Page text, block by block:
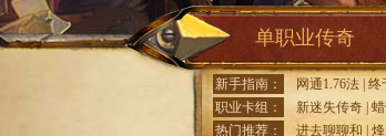
单职业传奇
新手指南： 网通1.76法 终
职业卡组：
新迷失传奇
热门推荐：
进去聊聊和